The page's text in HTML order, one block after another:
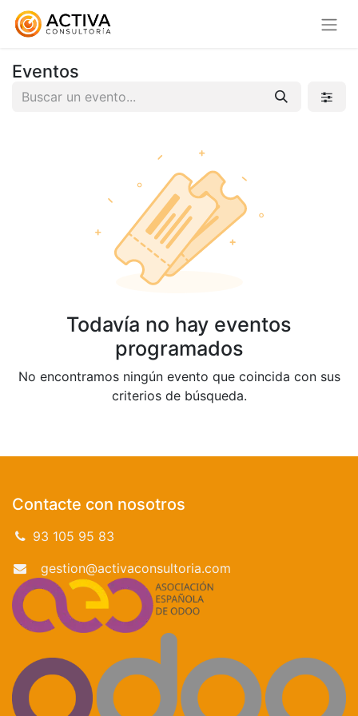
Eventos
Todavía no hay eventos
programados
No encontramos ningún evento que coincida con sus
criterios de búsqueda.
Contacte con nosotros
93 105 95 83
gestion@activaconsultoria.com